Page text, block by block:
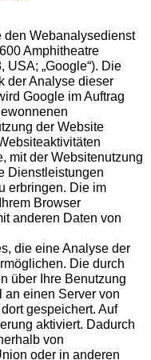
den Webanalysedienst
Amphitheatre
USA; „Google“). Die
der Analyse dieser
Google im Auftrag
der Website
mit der Websitenutzung
Dienstleistungen
erbringen. Die im
Browser
anderen Daten von
die eine Analyse der
Die durch
über Ihre Benutzung
an einen Server von
gespeichert. Auf
aktiviert. Dadurch
von
oder in anderen